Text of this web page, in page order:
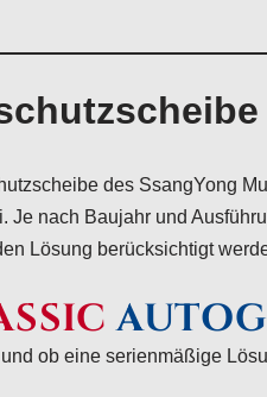
des SsangYong
Je nach Baujahr und
Lösung berücksichtigt
ob eine serienmäßige